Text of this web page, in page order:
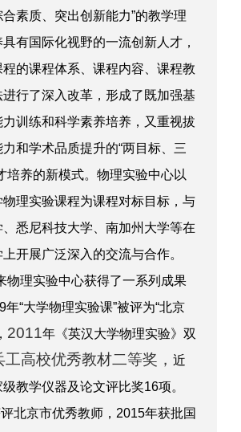
素质、突出创新能力”的教学理
有国际化视野的一流创新人才，
的课程体系、课程内容、课程教
行了深入改革，形成了既加强基
训练和科学素养培养，又重视拔
和学术品质提升的“两目标、三
培养的新模式。物理实验中心以
物理实验课程为课程对标目标，与
悉尼科技大学、南加州大学等在
开展广泛深入的交流与合作。
物理实验中心获得了一系列成果
年“大学物理实验课”被评为“北京
2011年《英汉大学物理实验》双
工高校优秀教材二等奖， 近
教学仪器及论文评比奖16项。
北京市优秀教师， 2015年获批国